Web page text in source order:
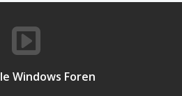
Windows Foren